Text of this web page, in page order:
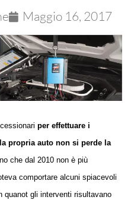
Maggio 16, 2017
per effettuare i
propria auto non si perde la
che dal 2010 non è più
comportare alcuni spiacevoli
quanot gli interventi risultavano